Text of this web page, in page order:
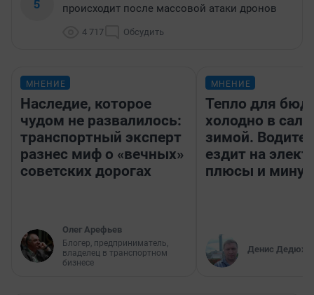
5
происходит после массовой атаки дронов
4 717 Обсудить
МНЕНИЕ
Наследие, которое
чудом не развалилось:
транспортный эксперт
разнес миф о «вечных»
советских дорогах
Олег Арефьев
Блогер, предприниматель,
владелец в транспортном
бизнесе
МНЕНИЕ
Тепло для
холодно в
зимой.
ездит на
плюсы и
Денис